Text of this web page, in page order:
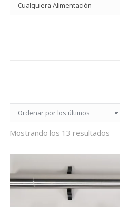
Cualquiera Alimentación
Mostrando los 13 resultados
los